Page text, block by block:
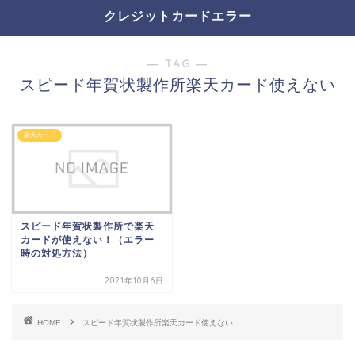
クレジットカードエラー
― TAG ―
スピード年賀状製作所楽天カード使えない
楽天カード
スピード年賀状製作所で楽天
カードが使えない！（エラー
時の対処方法）
2021年10月6日
HOME スピード年賀状製作所楽天カード使えない